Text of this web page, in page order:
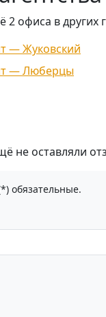
2 офиса в других
— Жуковский
— Люберцы
не оставляли
обязательные.